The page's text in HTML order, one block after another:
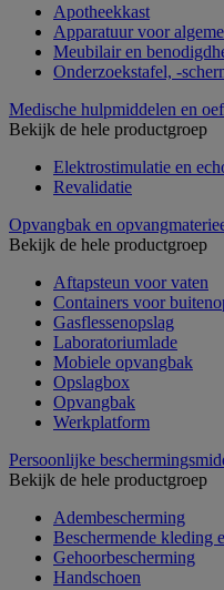
Apotheekkast
Apparatuur voor
Meubilair en
Onderzoekstafel, -
Medische hulpmiddelen en
Bekijk de hele productgroep
Elektrostimulatie en
Revalidatie
Opvangbak en
Bekijk de hele productgroep
Aftapsteun voor vaten
Containers voor
Gasflessenopslag
Laboratoriumlade
Mobiele opvangbak
Opslagbox
Opvangbak
Werkplatform
Persoonlijke
Bekijk de hele productgroep
Adembescherming
Beschermende kleding
Gehoorbescherming
Handschoen